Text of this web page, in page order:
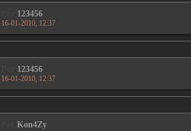
123456
16-01-2010, 12:37
123456
16-01-2010, 12:37
Kon4Zy